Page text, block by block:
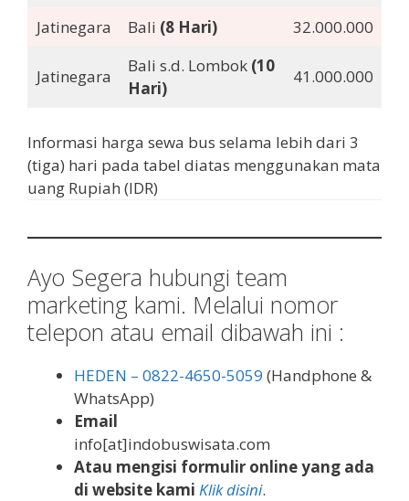
Jatinegara Bali (8 Hari) 32.000.000
Jatinegara
Bali s.d. Lombok (10
Hari)
41.000.000
Informasi harga sewa bus selama lebih dari 3
(tiga) hari pada tabel diatas menggunakan mata
uang Rupiah (IDR)
Ayo Segera hubungi team
marketing kami. Melalui nomor
telepon atau email dibawah ini :
HEDEN – 0822-4650-5059 (Handphone &
WhatsApp)
Email
info[at]indobuswisata.com
Atau mengisi formulir online yang ada
di website kami Klik disini.